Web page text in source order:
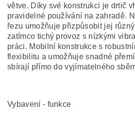
větve. Díky své konstrukci je drtič
pravidelné používání na zahradě.
řezu umožňuje přizpůsobit jej
zatímco tichý provoz s nízkými
práci. Mobilní konstrukce s
flexibilitu a umožňuje snadné
sbírají přímo do vyjímatelného
Vybavení - funkce